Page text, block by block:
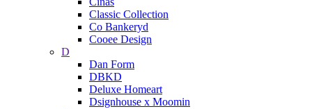
Classic Collection
Co Bankeryd
Cooee Design
D
Dan Form
DBKD
Deluxe Homeart
Dsignhouse x Moomin